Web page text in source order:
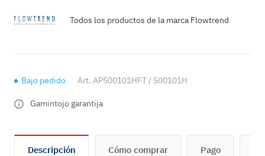
Todos los productos de la marca Flowtrend
Bajo pedido Art. AP500101HFT / 500101H
Gamintojo garantija
Descripción Cómo comprar Pago